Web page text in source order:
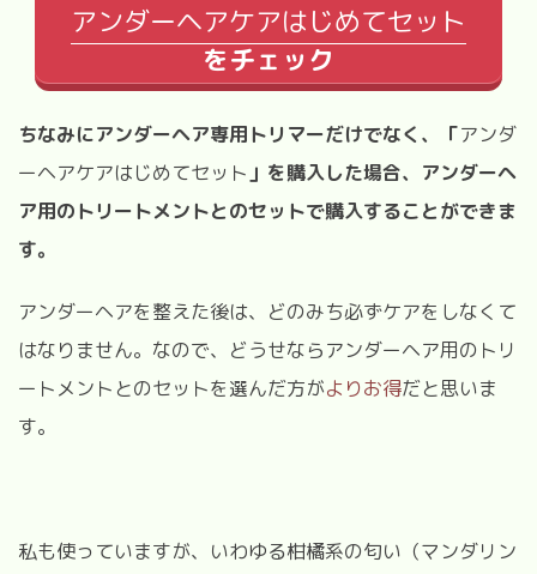
アンダーヘアケアはじめてセット
をチェック
ちなみにアンダーヘア専用トリマーだけでなく、「アンダ
ーヘアケアはじめてセット 」を購入した場合、アンダーヘ
ア用のトリートメントとのセットで購入することができま
す。
アンダーヘアを整えた後は、どのみち必ずケアをしなくて
はなりません。なので、どうせならアンダーヘア用のトリ
ートメントとのセットを選んだ方がよりお得だと思いま
す。
私も使っていますが、いわゆる柑橘系の匂い（マンダリン